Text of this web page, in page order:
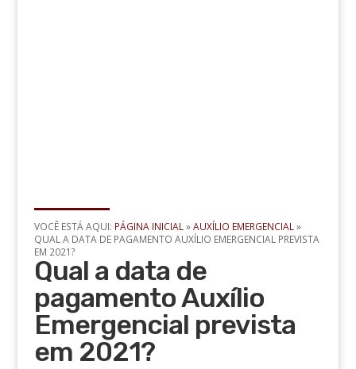
VOCÊ ESTÁ AQUI: PÁGINA INICIAL »AUXÍLIO EMERGENCIAL »
QUAL A DATA DE PAGAMENTO AUXÍLIO EMERGENCIAL PREVISTA
EM 2021?
Qual a data de
pagamento Auxílio
Emergencial prevista
em 2021?